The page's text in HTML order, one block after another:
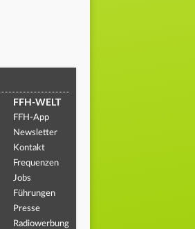
FFH-WELT
FFH-App
Newsletter
Kontakt
Frequenzen
Jobs
Führungen
Presse
Radiowerbung